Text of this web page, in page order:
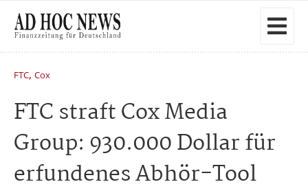
FTC, Cox
FTC straft Cox Media
Group: 930.000 Dollar für
erfundenes Abhör-Tool